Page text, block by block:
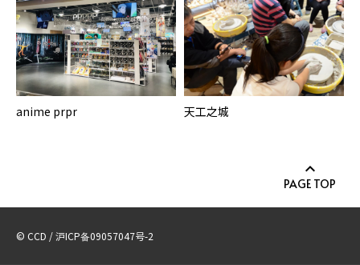
anime prpr 天工之城
PAGE TOP
© CCD / 沪ICP备09057047号-2